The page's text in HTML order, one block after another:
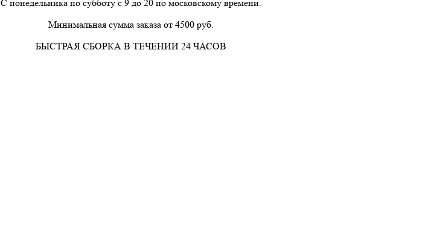
С понедельника по субботу с 9 до 20 по московскому времени.
Минимальная сумма заказа от 4500 руб.
БЫСТРАЯ СБОРКА В ТЕЧЕНИИ 24 ЧАСОВ